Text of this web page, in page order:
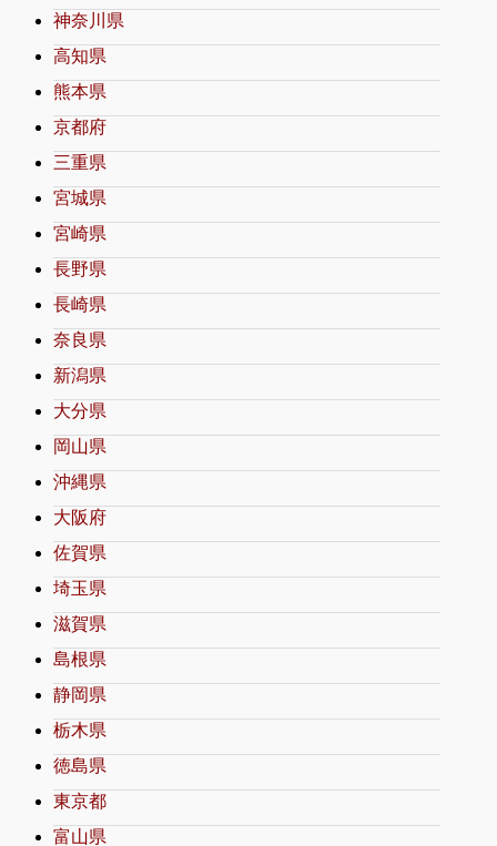
神奈川県
高知県
熊本県
京都府
三重県
宮城県
宮崎県
長野県
長崎県
奈良県
新潟県
大分県
岡山県
沖縄県
大阪府
佐賀県
埼玉県
滋賀県
島根県
静岡県
栃木県
徳島県
東京都
富山県